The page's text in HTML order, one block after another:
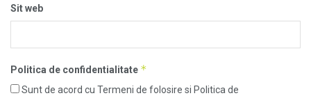
Sit web
Politica de confidentialitate *
Sunt de acord cu Termeni de folosire si Politica de